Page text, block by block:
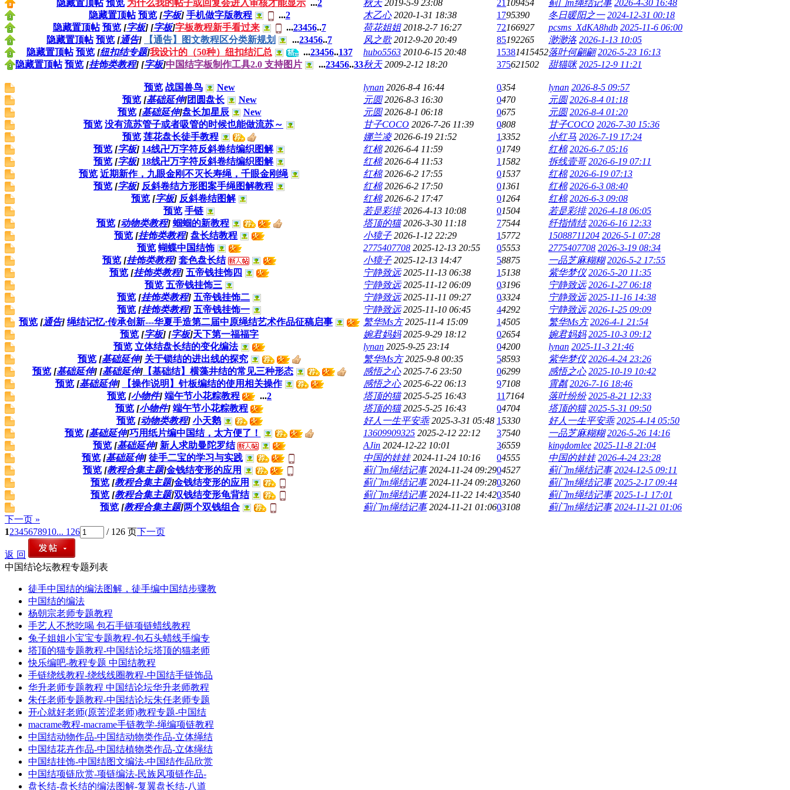
隐藏置顶帖 预览 为什么我的帖子或回复会进入审核才能显示 ...2 秋天 2019-5-9 23:08 21 109454 蓟门m绳结记事 2026-4-30 16:48
隐藏置顶帖 预览 [字板] 手机做字版教程 ...2 木乙心 2020-1-31 18:38 1795390 冬日暖阳之一 2024-12-31 00:18
隐藏置顶帖 预览 [字板] [字板]字板教程新手看过来 ...23456..7 荷花姐姐 2018-2-7 16:27 72166927 pcsms_XdKA8hdb 2025-11-6 06:00
隐藏置顶帖 预览 [通告] 【通告】图文教程区分类新规划 ...23456..7 风之歌 2012-9-20 20:49 85192265 渺渺洛 2026-1-13 10:05
隐藏置顶帖 预览 [纽扣结专题]我设计的（50种）纽扣结汇总 ...23456..137 hubo5563 2010-6-15 20:48 15381415452落叶何翩翩 2026-5-23 16:13
隐藏置顶帖 预览 [挂饰类教程] [字板]中国结字板制作工具2.0 支持图片 ...23456..33秋天 2009-2-12 18:20 375621502 甜猫咪 2025-12-9 11:21
预览 战国兽鸟 New lynan 2026-8-4 16:44 0354 lynan 2026-8-5 09:57
预览 [基础延伸]团圆盘长 New 元圆 2026-8-3 16:30 0470 元圆 2026-8-4 01:18
预览 [基础延伸]盘长加星辰 New 元圆 2026-8-1 06:18 0675 元圆 2026-8-4 01:20
预览 没有流苏管子或者吸管的时候也能做流苏～ 甘子COCO 2026-7-26 11:39 0808 甘子COCO 2026-7-30 15:36
预览 莲花盘长徒手教程 娜兰凌 2026-6-19 21:52 13352 小红马 2026-7-19 17:24
预览 [字板] 14线卍万字符反斜卷结编织图解 红棉 2026-6-4 11:59 01749 红棉 2026-6-7 05:16
预览 [字板] 18线卍万字符反斜卷结编织图解 红棉 2026-6-4 11:53 1 1582 拆线壹哥 2026-6-19 07:11
预览 近期新作，九眼金刚不灭长寿绳，千眼金刚绳 红棉 2026-6-2 17:55 01537 红棉 2026-6-19 07:13
预览 [字板] 反斜卷结方形图案手绳图解教程 红棉 2026-6-2 17:50 01361 红棉 2026-6-3 08:40
预览 [字板] 反斜卷结图解 红棉 2026-6-2 17:47 01264 红棉 2026-6-3 09:08
预览 手链 若是彩排 2026-4-13 10:08 01504 若是彩排 2026-4-18 06:05
预览 [动物类教程] 蝈蝈的新教程 塔顶的猫 2026-3-30 11:18 77544 纤指情结 2026-6-16 12:33
预览 [挂饰类教程] 盘长结教程 小獍子 2026-1-12 22:29 15772 15088711204 2026-5-1 07:28
预览 蝴蝶中国结饰 2775407708 2025-12-13 20:55 05553 2775407708 2026-3-19 08:34
预览 [挂饰类教程] 套色盘长结 小獍子 2025-12-13 14:47 58875 一品芝麻糊糊 2026-5-2 17:55
预览 [挂饰类教程] 五帝钱挂饰四 宁静致远 2025-11-13 06:38 15138 紫华梦仪 2026-5-20 11:35
预览 五帝钱挂饰三 宁静致远 2025-11-12 06:09 03196 宁静致远 2026-1-27 06:18
预览 [挂饰类教程] 五帝钱挂饰二 宁静致远 2025-11-11 09:27 03324 宁静致远 2025-11-16 14:38
预览 [挂饰类教程] 五帝钱挂饰一 宁静致远 2025-11-10 06:45 44292 宁静致远 2026-1-25 09:09
预览 [通告] 绳结记忆·传承创新---华夏手造第二届中原绳结艺术作品征稿启事 繁华Ms方 2025-11-4 15:09 14505 繁华Ms方 2026-4-1 21:54
预览 [字板] [字板]天下第一福福字 婉君妈妈 2025-9-29 18:12 02654 婉君妈妈 2025-10-3 09:12
预览 立体结盘长结的变化编法 lynan 2025-9-25 23:14 04200 lynan 2025-11-3 21:46
预览 [基础延伸] 关于锁结的进出线的探究 繁华Ms方 2025-9-8 00:35 58593 紫华梦仪 2026-4-24 23:26
预览 [基础延伸] [基础延伸]【基础结】横藻井结的常见三种形态 感悟之心 2025-7-6 23:50 06299 感悟之心 2025-10-19 10:42
预览 [基础延伸] 【操作说明】针板编结的使用相关操作 感悟之心 2025-6-22 06:13 97108 霄粼 2026-7-16 18:46
预览 [小物件] 端午节小花粽教程 ...2 塔顶的猫 2025-5-25 16:43 11 7164 落叶纷纷 2025-8-21 12:33
预览 [小物件] 端午节小花粽教程 塔顶的猫 2025-5-25 16:43 04704 塔顶的猫 2025-5-31 09:50
预览 [动物类教程] 小天鹅 好人一生平安乖 2025-3-31 05:48 15330 好人一生平安乖 2025-4-14 05:50
预览 [基础延伸]巧用纸片编中国结，太方便了！ 13609909325 2025-2-12 22:12 37540 一品芝麻糊糊 2026-5-26 14:16
预览 [基础延伸] 新人求助曼陀罗结 AJin 2024-12-22 10:01 36559 kingdomlee 2025-11-8 21:04
预览 [基础延伸] 徒手二宝的学习与实践 中国的娃娃 2024-11-24 10:16 04555 中国的娃娃 2026-4-24 23:28
预览 [教程合集主题]金钱结变形的应用 蓟门m绳结记事 2024-11-24 09:2904527 蓟门m绳结记事 2024-12-5 09:11
预览 [教程合集主题]金钱结变形的应用 蓟门m绳结记事 2024-11-24 09:2803260 蓟门m绳结记事 2025-2-17 09:44
预览 [教程合集主题]双钱结变形龟背结 蓟门m绳结记事 2024-11-22 14:4203540 蓟门m绳结记事 2025-1-1 17:01
预览 [教程合集主题]两个双钱组合 蓟门m绳结记事 2024-11-21 01:0603108 蓟门m绳结记事 2024-11-21 01:06
下一页 »
12345678910... 126 / 126 页下一页
返 回
中国结论坛教程专题列表
徒手中国结的编法图解，徒手编中国结步骤教
中国结的编法
杨朝宗老师专题教程
手艺人不愁吃喝 包石手链项链蜡线教程
兔子姐姐小宝宝专题教程-包石头蜡线手编专
塔顶的猫专题教程-中国结论坛塔顶的猫老师
快乐编吧-教程专题 中国结教程
手链绕线教程-绕线线圈教程-中国结手链饰品
华升老师专题教程 中国结论坛华升老师教程
朱任老师专题教程-中国结论坛朱任老师专题
开心就好老师(原苦涩老师)教程专题-中国结
macrame教程-macrame手链教学-绳编项链教程
中国结动物作品-中国结动物类作品-立体绳结
中国结花卉作品-中国结植物类作品-立体绳结
中国结挂饰-中国结图文编法-中国结作品欣赏
中国结项链欣赏-项链编法-民族风项链作品-
盘长结-盘长结的编法图解-复翼盘长结-八道